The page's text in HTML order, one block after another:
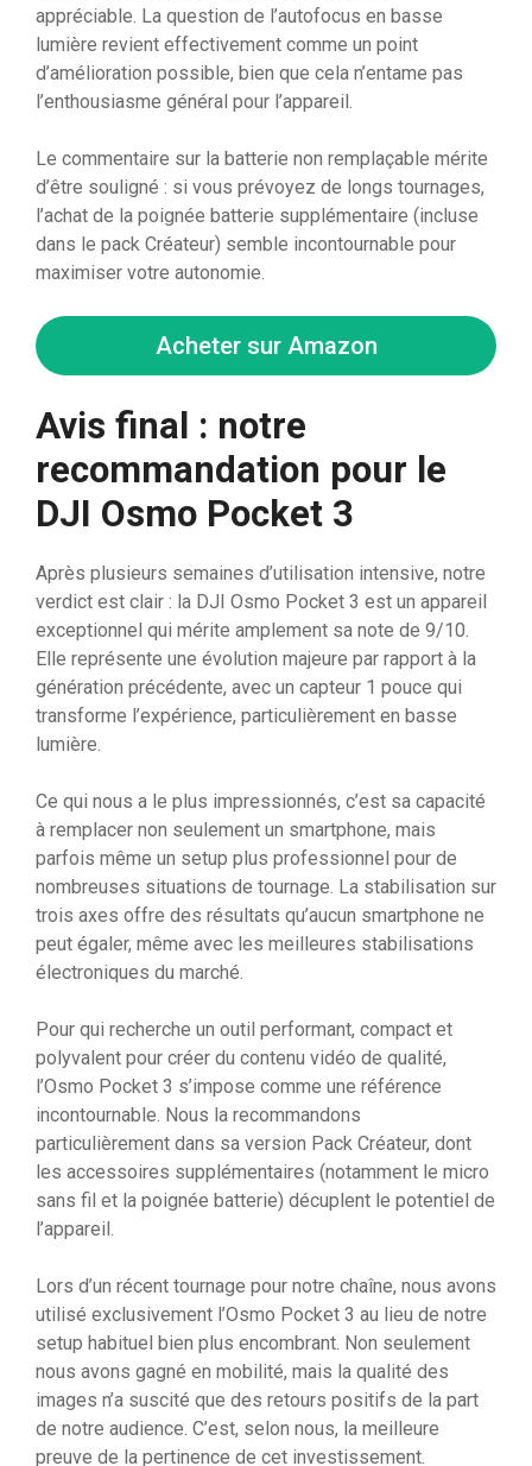
appréciable. La question de l’autofocus en basse
lumière revient effectivement comme un point
d’amélioration possible, bien que cela n’entame pas
l’enthousiasme général pour l’appareil.
Le commentaire sur la batterie non remplaçable mérite
d’être souligné : si vous prévoyez de longs tournages,
l’achat de la poignée batterie supplémentaire (incluse
dans le pack Créateur) semble incontournable pour
maximiser votre autonomie.
Acheter sur Amazon
Avis final : notre
recommandation pour le
DJI Osmo Pocket 3
Après plusieurs semaines d’utilisation intensive, notre
verdict est clair : la DJI Osmo Pocket 3 est un appareil
exceptionnel qui mérite amplement sa note de 9/10.
Elle représente une évolution majeure par rapport à la
génération précédente, avec un capteur 1 pouce qui
transforme l’expérience, particulièrement en basse
lumière.
Ce qui nous a le plus impressionnés, c’est sa capacité
à remplacer non seulement un smartphone, mais
parfois même un setup plus professionnel pour de
nombreuses situations de tournage. La stabilisation sur
trois axes offre des résultats qu’aucun smartphone ne
peut égaler, même avec les meilleures stabilisations
électroniques du marché.
Pour qui recherche un outil performant, compact et
polyvalent pour créer du contenu vidéo de qualité,
l’Osmo Pocket 3 s’impose comme une référence
incontournable. Nous la recommandons
particulièrement dans sa version Pack Créateur, dont
les accessoires supplémentaires (notamment le micro
sans fil et la poignée batterie) décuplent le potentiel de
l’appareil.
Lors d’un récent tournage pour notre chaîne, nous avons
utilisé exclusivement l’Osmo Pocket 3 au lieu de notre
setup habituel bien plus encombrant. Non seulement
nous avons gagné en mobilité, mais la qualité des
images n’a suscité que des retours positifs de la part
de notre audience. C’est, selon nous, la meilleure
preuve de la pertinence de cet investissement.